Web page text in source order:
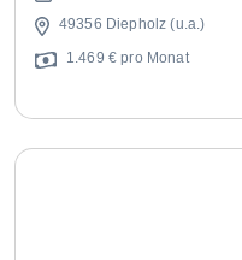
49356 Diepholz (u.a.)
1.469 € pro Monat